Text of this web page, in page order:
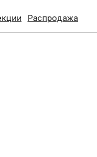
Распродажа
Распродажа